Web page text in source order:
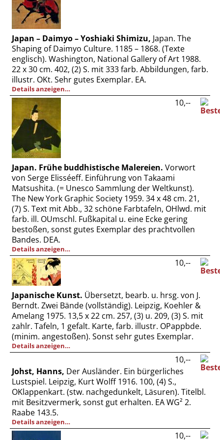
Japan – Daimyo – Yoshiaki Shimizu, Japan. The
Shaping of Daimyo Culture. 1185 – 1868. (Texte
englisch). Washington, National Gallery of Art 1988.
22 x 30 cm. 402, (2) S. mit 333 farb. Abbildungen, farb.
illustr. OKt. Sehr gutes Exemplar. EA.
Details anzeigen…
Japan. Frühe buddhistische Malereien. Vorwort
von Serge Elisséeff. Einführung von Takaami
Matsushita. (= Unesco Sammlung der Weltkunst).
The New York Graphic Society 1959. 34 x 48 cm. 21,
(7) S. Text mit Abb., 32 schöne Farbtafeln, OHlwd. mit
farb. ill. OUmschl. Fußkapital u. eine Ecke gering
bestoßen, sonst gutes Exemplar des prachtvollen
Bandes. DEA.
Details anzeigen…
10,--
Japanische Kunst. Übersetzt, bearb. u. hrsg. von J.
Berndt. Zwei Bände (vollständig). Leipzig, Koehler &
Amelang 1975. 13,5 x 22 cm. 257, (3) u. 209, (3) S. mit
zahlr. Tafeln, 1 gefalt. Karte, farb. illustr. OPappbde.
(minim. angestoßen). Sonst sehr gutes Exemplar.
Details anzeigen…
10,--
Johst, Hanns, Der Ausländer. Ein bürgerliches
Lustspiel. Leipzig, Kurt Wolff 1916. 100, (4) S.,
OKlappenkart. (stw. nachgedunkelt, Läsuren). Titelbl.
mit Besitzvermerk, sonst gut erhalten. EA WG² 2.
Raabe 143.5.
Details anzeigen…
10,--
10,--